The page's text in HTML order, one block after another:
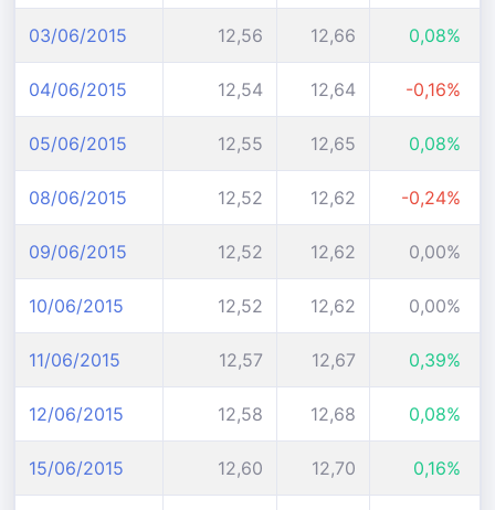
03/06/2015 12,56 12,66 0,08%
04/06/2015 12,54 12,64 -0,16%
05/06/2015 12,55 12,65 0,08%
08/06/2015 12,52 12,62 -0,24%
09/06/2015 12,52 12,62 0,00%
10/06/2015 12,52 12,62 0,00%
11/06/2015 12,57 12,67 0,39%
12/06/2015 12,58 12,68 0,08%
15/06/2015 12,60 12,70 0,16%